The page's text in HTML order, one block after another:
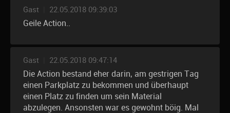
Gast 22.05.2018 09:39:03
Geile Action..
Gast 22.05.2018 09:47:14
Die Action bestand eher darin, am gestrigen Tag
einen Parkplatz zu bekommen und überhaupt
einen Platz zu finden um sein Material
abzulegen. Ansonsten war es gewohnt böig. Mal